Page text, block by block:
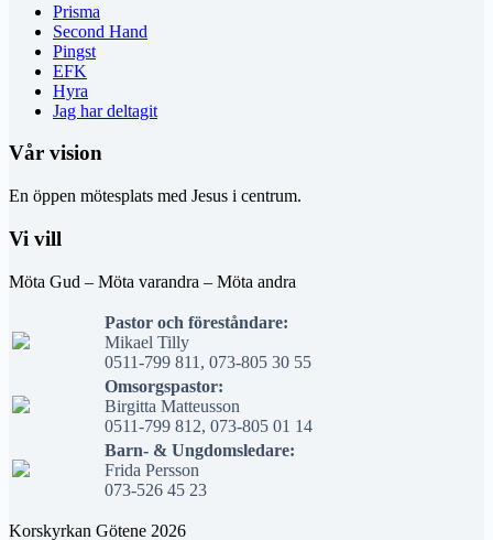
Prisma
Second Hand
Pingst
EFK
Hyra
Jag har deltagit
Vår vision
En öppen mötesplats med Jesus i centrum.
Vi vill
Möta Gud – Möta varandra – Möta andra
Pastor och föreståndare:
Mikael Tilly
0511-799 811, 073-805 30 55
Omsorgspastor:
Birgitta Matteusson
0511-799 812, 073-805 01 14
Barn- & Ungdomsledare:
Frida Persson
073-526 45 23
Korskyrkan Götene 2026